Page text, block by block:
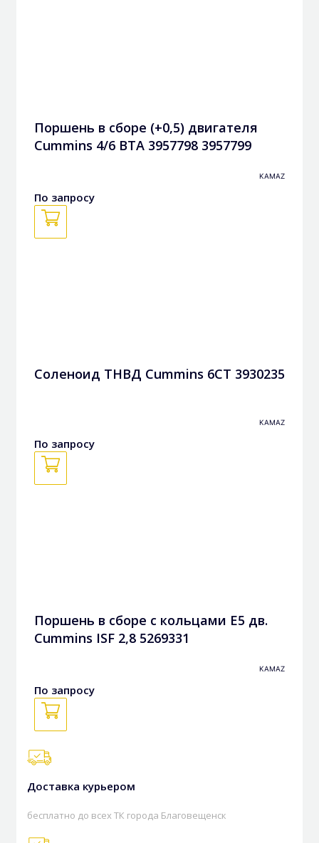
Поршень в сборе (+0,5) двигателя
Cummins 4/6 BTА 3957798 3957799
KAMAZ
По запросу
Соленоид ТНВД Cummins 6CT 3930235
KAMAZ
По запросу
Поршень в сборе с кольцами Е5 дв.
Cummins ISF 2,8 5269331
KAMAZ
По запросу
Доставка курьером
бесплатно до всех ТК города Благовещенск